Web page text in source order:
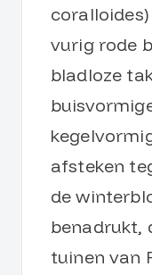
vurig rode
bladloze
afsteken
de
benadrukt,
tuinen van